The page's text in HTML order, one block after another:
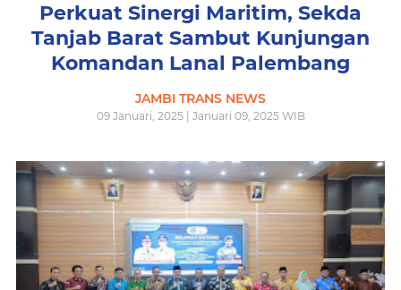
Perkuat Sinergi Maritim, Sekda
Tanjab Barat Sambut Kunjungan
Komandan Lanal Palembang
JAMBI TRANS NEWS
09 Januari, 2025 | Januari 09, 2025 WIB